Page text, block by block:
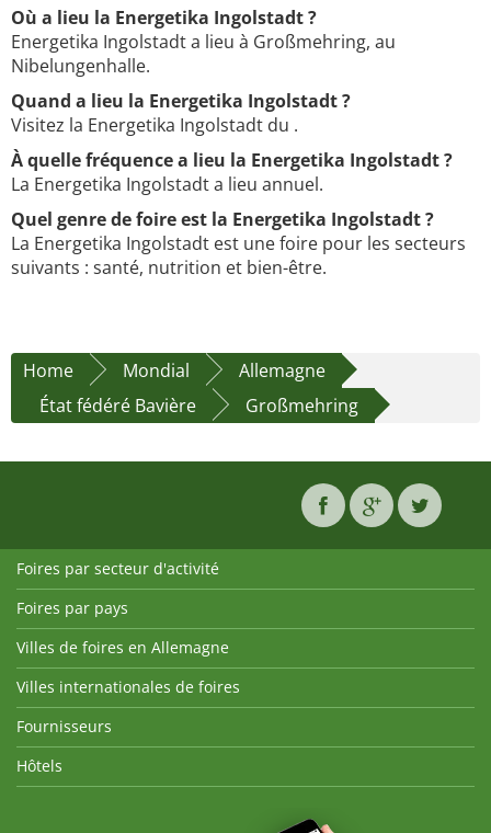
Où a lieu la Energetika Ingolstadt ?
Energetika Ingolstadt a lieu à Großmehring, au
Nibelungenhalle.
Quand a lieu la Energetika Ingolstadt ?
Visitez la Energetika Ingolstadt du .
À quelle fréquence a lieu la Energetika Ingolstadt ?
La Energetika Ingolstadt a lieu annuel.
Quel genre de foire est la Energetika Ingolstadt ?
La Energetika Ingolstadt est une foire pour les secteurs
suivants : santé, nutrition et bien-être.
Home Mondial
Allemagne
État fédéré Bavière
Großmehring
Foires par secteur d'activité
Foires par pays
Villes de foires en Allemagne
Villes internationales de foires
Fournisseurs
Hôtels